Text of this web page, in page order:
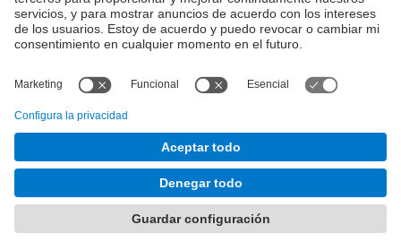
La transferencia, el
emprendimiento y la innovación
en la UPC
transferencia, el emprendimiento
Servicios a las empresas
Servicios Científico-técnicos
© UPC Universitat Politècnica de Catalunya - BarcelonaTech
Accesibilidad